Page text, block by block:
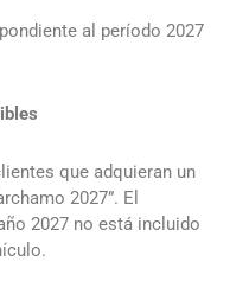
al período 2027
que adquieran un
2027”. El
2027 no está incluido